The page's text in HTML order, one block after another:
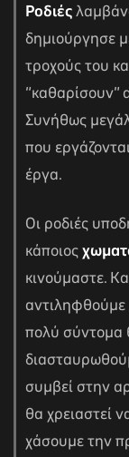
Ροδιές
δημιούργησε
τροχούς του
“καθαρίσουν”
Συνήθως
που
έργα.
Οι ροδιές
κάποιος
κινούμαστε.
αντιληφθούμε
πολύ σύντομα
συμβεί στην
θα χρειαστεί
χάσουμε την